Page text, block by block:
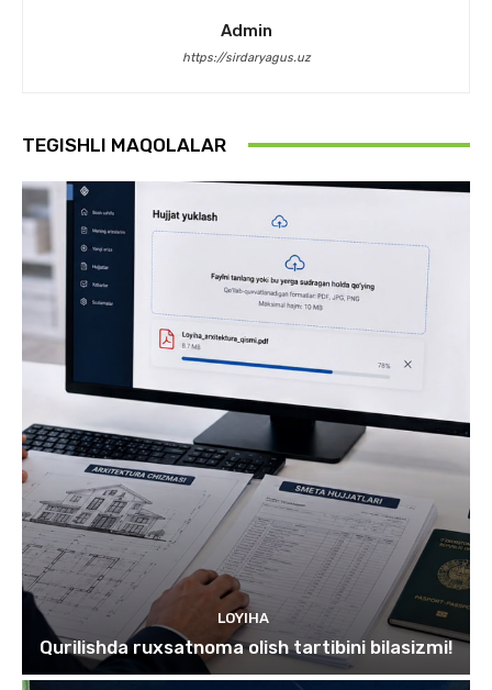
Admin
https://sirdaryagus.uz
TEGISHLI MAQOLALAR
LOYIHA
Qurilishda ruxsatnoma olish tartibini bilasizmi!